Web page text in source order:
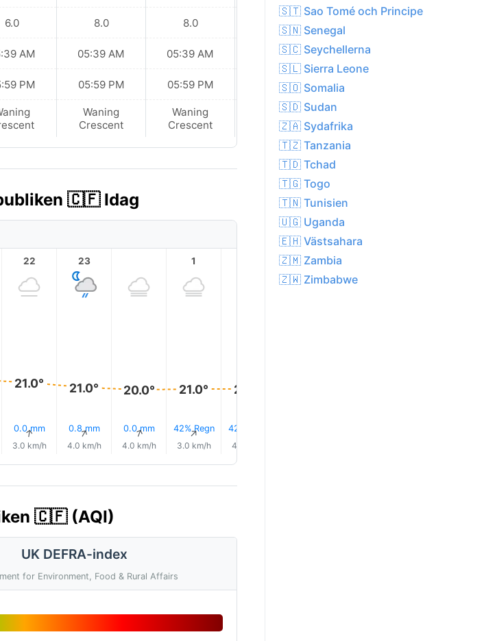
6.0
AM
PM
8.0
05:39 AM
05:59 PM
Waning
Crescent
8.0
05:39 AM
05:59 PM
Waning
Crescent
5.0
05:39 AM
05:58 PM
New Moon
🇨🇫 Idag
22
21.0°
0.0 mm
↑
3.0 km/h
23
21.0°
0.8 mm
↑
4.0 km/h
20.0°
0.0 mm
↑
4.0 km/h
1
21.0°
42% Regn
↑
3.0 km/h
21.0°
42% Regn
4.0 km/h
3
🇨🇫 (AQI)
UK DEFRA-index
for Environment, Food & Rural Affairs
🇸🇹 Sao Tomé och Principe
🇸🇳 Senegal
🇸🇨 Seychellerna
🇸🇱 Sierra Leone
🇸🇴 Somalia
🇸🇩 Sudan
🇿🇦 Sydafrika
🇹🇿 Tanzania
🇹🇩 Tchad
🇹🇬 Togo
🇹🇳 Tunisien
🇺🇬 Uganda
🇪🇭 Västsahara
🇿🇲 Zambia
🇿🇼 Zimbabwe